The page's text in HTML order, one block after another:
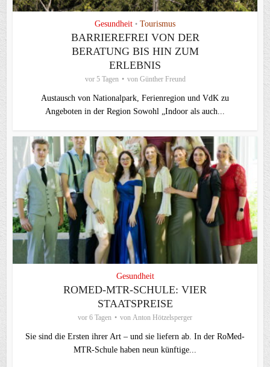
Gesundheit • Tourismus
BARRIEREFREI VON DER
BERATUNG BIS HIN ZUM
ERLEBNIS
vor 5 Tagen von Günther Freund
Austausch von Nationalpark, Ferienregion und VdK zu
Angeboten in der Region Sowohl „Indoor als auch...
Gesundheit
ROMED-MTR-SCHULE: VIER
STAATSPREISE
vor 6 Tagen von Anton Hötzelsperger
Sie sind die Ersten ihrer Art – und sie liefern ab. In der RoMed-
MTR-Schule haben neun künftige...